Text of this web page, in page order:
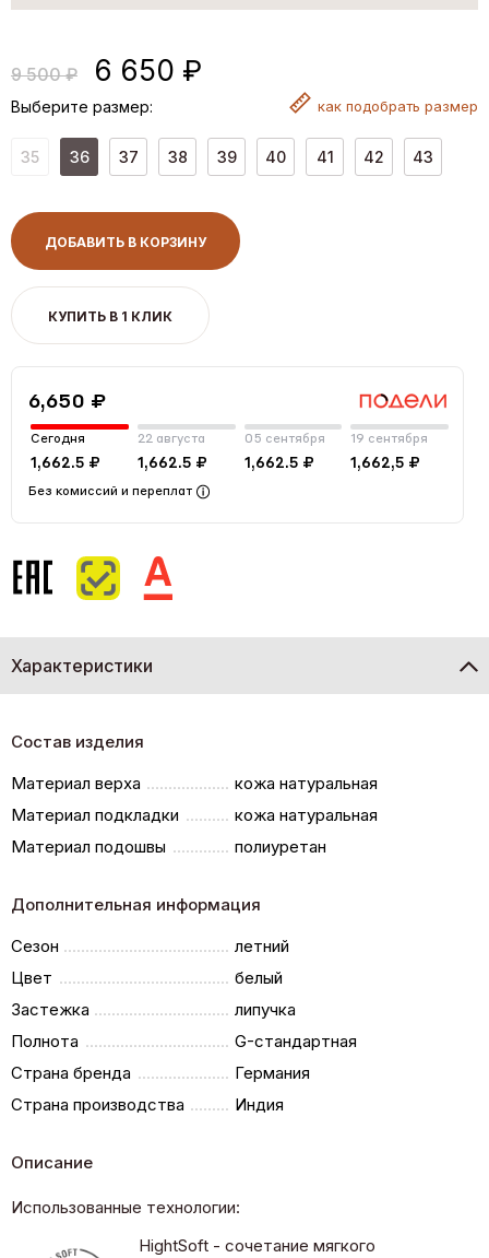
9 500 ₽ 6 650 ₽
Выберите размер: как подобрать размер
35 36 37 38 39 40 41 42 43
ДОБАВИТЬ В КОРЗИНУ
КУПИТЬ В 1 КЛИК
6,650 ₽
Сегодня
1,662.5 ₽
22 августа
1,662.5 ₽
05 сентября
1,662.5 ₽
19 сентября
1,662,5 ₽
Без комиссий и переплат
Характеристики
Состав изделия
Материал верха
кожа натуральная
Материал подкладки
кожа натуральная
Материал подошвы
полиуретан
Дополнительная информация
Сезон
летний
Цвет
белый
Застежка
липучка
Полнота
G-стандартная
Страна бренда
Германия
Страна производства
Индия
Описание
Использованные технологии:
HightSoft - сочетание мягкого